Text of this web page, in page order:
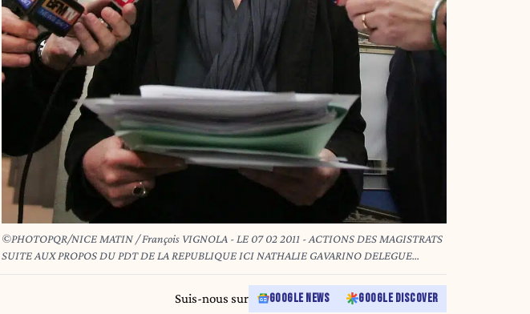
©PHOTOPQR/NICE MATIN / François VIGNOLA - LE 07 02 2011 - ACTIONS DES MAGISTRATS
SUITE AUX PROPOS DU PDT DE LA REPUBLIQUE ICI NATHALIE GAVARINO DELEGUE
LOCAL USM SUITE A L'AG DES MAGISTRATS /REDACTEUR LUMINEAU
Suis-nous sur GOOGLE NEWS GOOGLE DISCOVER